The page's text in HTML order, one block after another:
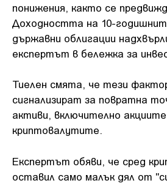
понижения, както се
Доходността на 10-
държавни облигации
експертът в бележка за
Тиелен смята, че тези
сигнализират за повратна
активи, включително
криптовалутите.
Експертът обяви, че сред
оставил само малък дял от